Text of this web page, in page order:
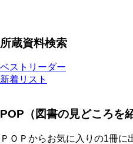
所蔵資料検索
ベストリーダー
新着リスト
POP（図書の見どころを
ＰＯＰからお気に入りの1冊に